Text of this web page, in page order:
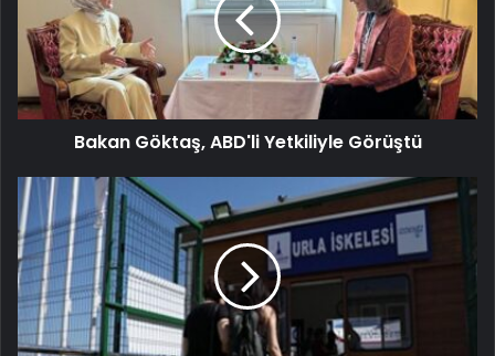
Bakan Göktaş, ABD'li Yetkiliyle Görüştü